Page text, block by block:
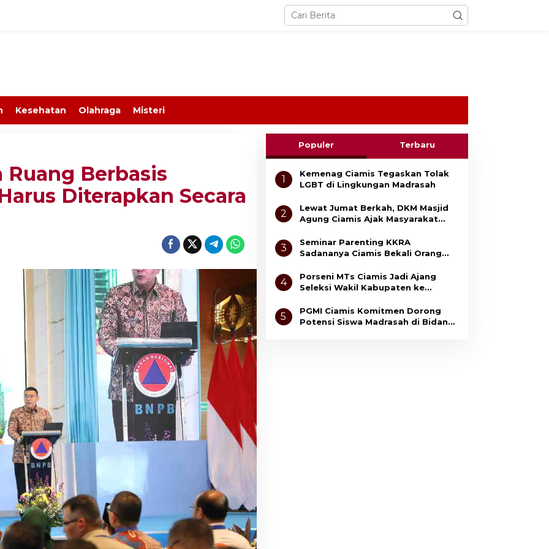
Kesehatan Olahraga Misteri
Ruang Berbasis
Diterapkan Secara
Populer Terbaru
1
Kemenag Ciamis Tegaskan Tolak
LGBT di Lingkungan Madrasah
2
Lewat Jumat Berkah, DKM Masjid
Agung Ciamis Ajak Masyarakat
3
Seminar Parenting KKRA
Sadananya Ciamis Bekali Orang
Anak
4
Porseni MTs Ciamis Jadi Ajang
Seleksi Wakil Kabupaten ke
5
PGMI Ciamis Komitmen Dorong
Potensi Siswa Madrasah di Bidang